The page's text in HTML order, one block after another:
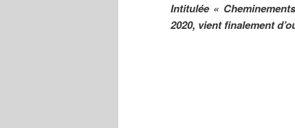
Intitulée «
2020, vient finalement